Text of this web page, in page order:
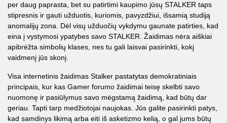
per daug paprasta, bet su patirtimi kaupimo jūsų STALKER taps
stipresnis ir gauti užduotis, kuriomis, pavyzdžiui, išsamią studiją
anomalijų zona. Dėl visų užduočių vykdymu gaunate patirties, kad
eina į vystymosi ypatybes savo STALKER. Žaidimas nėra aiškiai
apibrėžta simbolių klases, nes tu gali laisvai pasirinkti, kokį
vaidmenį jūs skonį.
Visa internetinis žaidimas Stalker pastatytas demokratiniais
principais, kur kas Gamer forumo žaidimai teisę skelbti savo
nuomonę ir pasiūlymus savo mėgstamą žaidimą, kad būtų dar
geriau. Tapti tarp medžiotojai naujokas. Jūs galite pasirinkti patys,
kad samdinys likimą arba eiti iš asketizmo kelią, o gal jums būtų